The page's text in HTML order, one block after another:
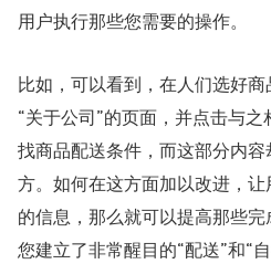
用户执行那些您需要的操作。
比如，可以看到，在人们选好
“关于公司”的页面，并点击与
找商品配送条件，而这部分内
方。如何在这方面加以改进，
的信息，那么就可以提高那些
您建立了非常醒目的“配送”和“